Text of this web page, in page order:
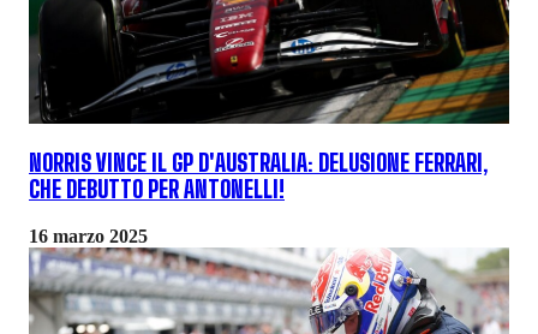
NORRIS VINCE IL GP D'AUSTRALIA: DELUSIONE FERRARI,
CHE DEBUTTO PER ANTONELLI!
16 marzo 2025